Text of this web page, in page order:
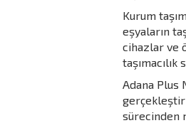
Kurum
eşyaların
cihazlar ve
Adana Plus
sürecinden